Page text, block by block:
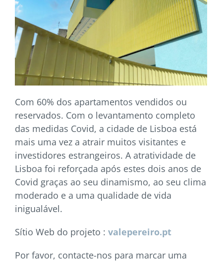
Com 60% dos apartamentos vendidos ou
reservados. Com o levantamento completo
das medidas Covid, a cidade de Lisboa está
mais uma vez a atrair muitos visitantes e
investidores estrangeiros. A atratividade de
Lisboa foi reforçada após estes dois anos de
Covid graças ao seu dinamismo, ao seu clima
moderado e a uma qualidade de vida
inigualável.
Sítio Web do projeto : valepereiro.pt
Por favor, contacte-nos para marcar uma